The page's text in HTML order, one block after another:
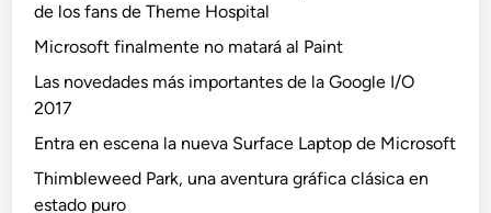
de los fans de Theme Hospital
Microsoft finalmente no matará al Paint
Las novedades más importantes de la Google I/O
2017
Entra en escena la nueva Surface Laptop de Microsoft
Thimbleweed Park, una aventura gráfica clásica en
estado puro